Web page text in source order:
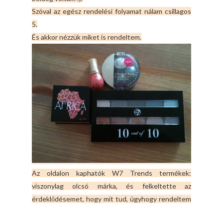
Szóval az egész rendelési folyamat nálam csillagos
5.
És akkor nézzük miket is rendeltem.
Az oldalon kaphatók W7 Trends termékek:
viszonylag olcsó márka, és felkeltette az
érdeklődésemet, hogy mit tud, úgyhogy rendeltem